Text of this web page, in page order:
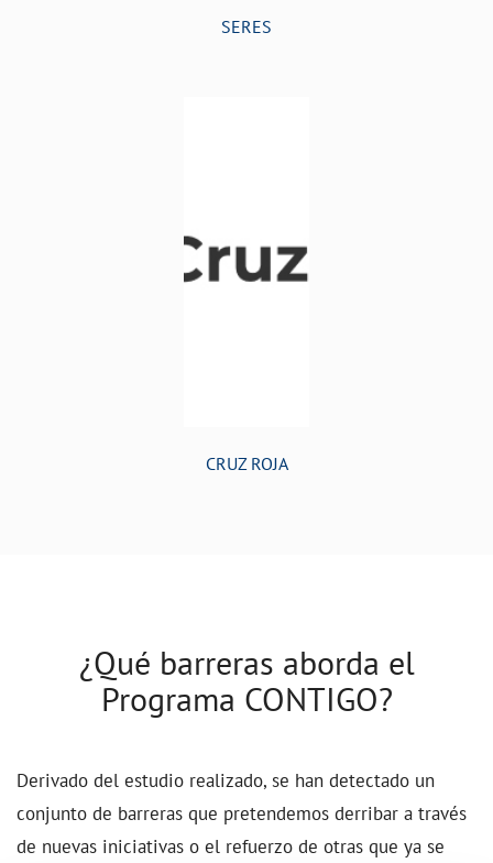
SERES
CRUZ ROJA
¿Qué barreras aborda el
Programa CONTIGO?
Derivado del estudio realizado, se han detectado un
conjunto de barreras que pretendemos derribar a través
de nuevas iniciativas o el refuerzo de otras que ya se